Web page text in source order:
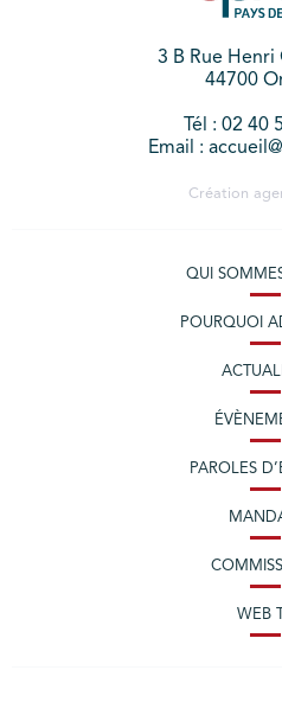
3 B Rue
44700
Tél : 02 40
Email :
Création
QUI
POURQUOI
PAROLES
WEB